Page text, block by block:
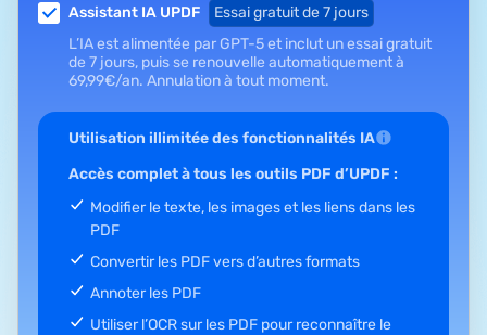
Assistant IA UPDF
Essai gratuit de 7 jours
L’IA est alimentée par GPT-5 et inclut un essai gratuit
de 7 jours, puis se renouvelle automatiquement à
69,99€/an. Annulation à tout moment.
Utilisation illimitée des fonctionnalités IA
Accès complet à tous les outils PDF d’UPDF :
Modifier le texte, les images et les liens dans les
PDF
Convertir les PDF vers d’autres formats
Annoter les PDF
Utiliser l’OCR sur les PDF pour reconnaître le